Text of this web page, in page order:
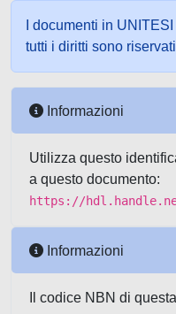
I documenti in
tutti i diritti sono
Informazioni
Utilizza questo
a questo documento:
https://
Informazioni
Il codice NBN di